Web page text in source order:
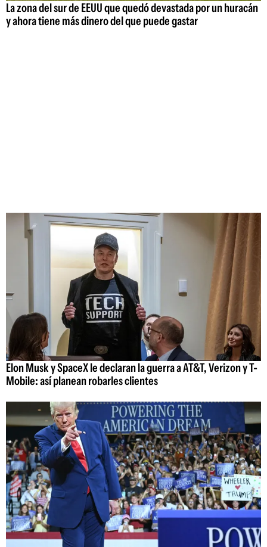
La zona del sur de EEUU que quedó devastada por un huracán
y ahora tiene más dinero del que puede gastar
Elon Musk y SpaceX le declaran la guerra a AT&T, Verizon y T-
Mobile: así planean robarles clientes